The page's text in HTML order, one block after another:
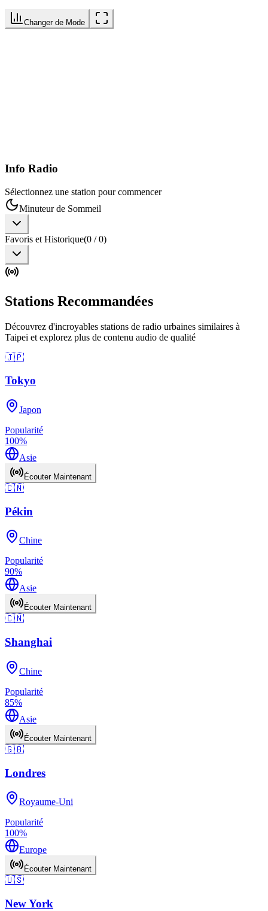
Changer de Mode
Info Radio
Sélectionnez une station pour commencer
Minuteur de Sommeil
Favoris et Historique(0 /0)
Stations Recommandées
Découvrez d'incroyables stations de radio urbaines similaires à
Taipei et explorez plus de contenu audio de qualité
🇯🇵
Tokyo
Japon
Popularité
100%
Asie
Écouter Maintenant
🇨🇳
Pékin
Chine
Popularité
90%
Asie
Écouter Maintenant
🇨🇳
Shanghai
Chine
Popularité
85%
Asie
Écouter Maintenant
🇬🇧
Londres
Royaume-Uni
Popularité
100%
Europe
Écouter Maintenant
🇺🇸
New York